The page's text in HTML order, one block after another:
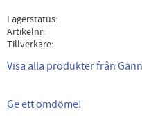
Lagerstatus
Artikelnr
Tillverkare
Visa alla produkter från Gann
Ge ett omdöme!